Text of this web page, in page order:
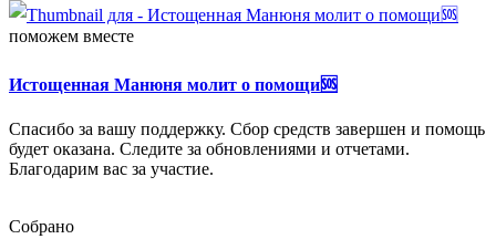
поможем вместе
Истощенная Манюня молит о помощи🆘
Спасибо за вашу поддержку. Сбор средств завершен и помощь
будет оказана. Следите за обновлениями и отчетами.
Благодарим вас за участие.
Собрано